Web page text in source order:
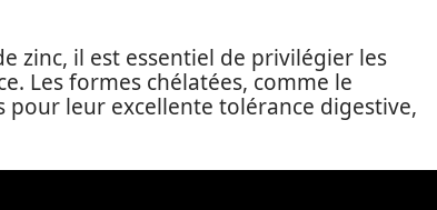
zinc, il est essentiel de privilégier les
Les formes chélatées, comme le
leur excellente tolérance digestive,